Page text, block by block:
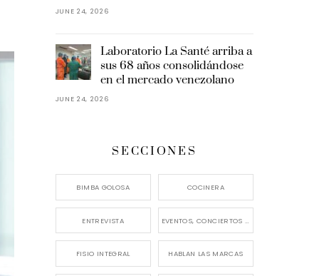
JUNE 24, 2026
Laboratorio La Santé arriba a
sus 68 años consolidándose
en el mercado venezolano
JUNE 24, 2026
SECCIONES
BIMBA GOLOSA COCINERA
ENTREVISTA
FISIO INTEGRAL HABLAN LAS MARCAS